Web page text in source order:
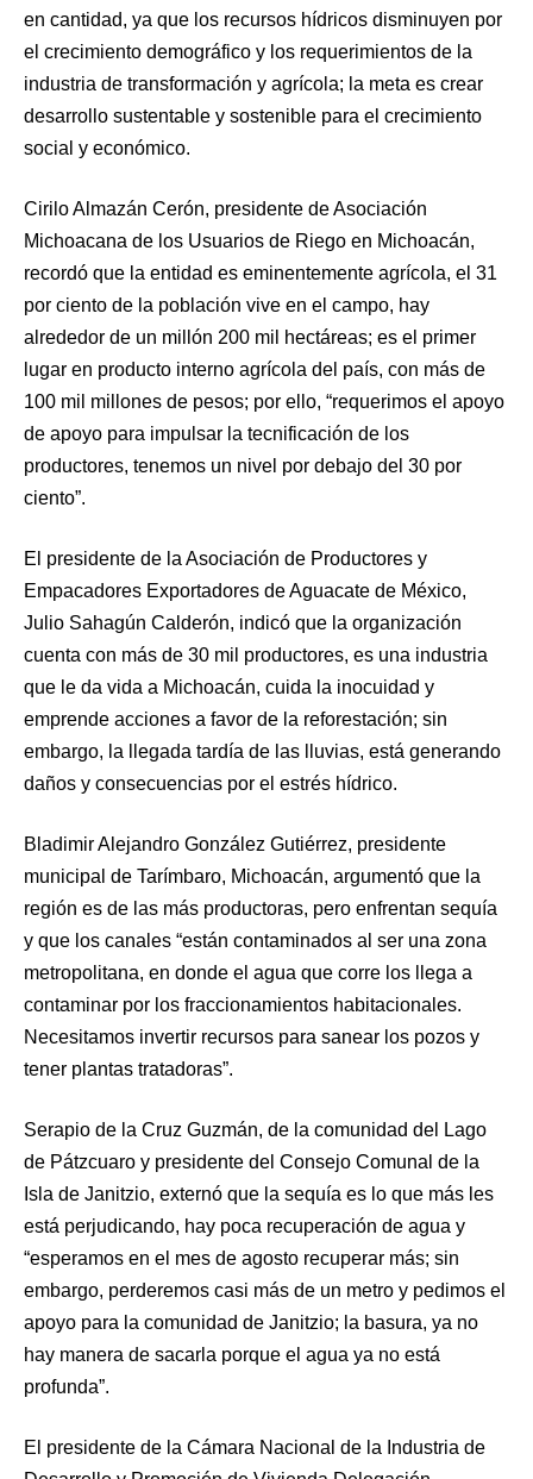
en cantidad, ya que los recursos hídricos disminuyen por
el crecimiento demográfico y los requerimientos de la
industria de transformación y agrícola; la meta es crear
desarrollo sustentable y sostenible para el crecimiento
social y económico.
Cirilo Almazán Cerón, presidente de Asociación
Michoacana de los Usuarios de Riego en Michoacán,
recordó que la entidad es eminentemente agrícola, el 31
por ciento de la población vive en el campo, hay
alrededor de un millón 200 mil hectáreas; es el primer
lugar en producto interno agrícola del país, con más de
100 mil millones de pesos; por ello, “requerimos el apoyo
de apoyo para impulsar la tecnificación de los
productores, tenemos un nivel por debajo del 30 por
ciento”.
El presidente de la Asociación de Productores y
Empacadores Exportadores de Aguacate de México,
Julio Sahagún Calderón, indicó que la organización
cuenta con más de 30 mil productores, es una industria
que le da vida a Michoacán, cuida la inocuidad y
emprende acciones a favor de la reforestación; sin
embargo, la llegada tardía de las lluvias, está generando
daños y consecuencias por el estrés hídrico.
Bladimir Alejandro González Gutiérrez, presidente
municipal de Tarímbaro, Michoacán, argumentó que la
región es de las más productoras, pero enfrentan sequía
y que los canales “están contaminados al ser una zona
metropolitana, en donde el agua que corre los llega a
contaminar por los fraccionamientos habitacionales.
Necesitamos invertir recursos para sanear los pozos y
tener plantas tratadoras”.
Serapio de la Cruz Guzmán, de la comunidad del Lago
de Pátzcuaro y presidente del Consejo Comunal de la
Isla de Janitzio, externó que la sequía es lo que más les
está perjudicando, hay poca recuperación de agua y
“esperamos en el mes de agosto recuperar más; sin
embargo, perderemos casi más de un metro y pedimos el
apoyo para la comunidad de Janitzio; la basura, ya no
hay manera de sacarla porque el agua ya no está
profunda”.
El presidente de la Cámara Nacional de la Industria de